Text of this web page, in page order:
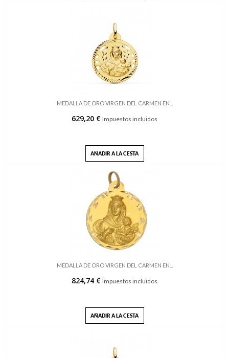
MEDALLA DE ORO VIRGEN DEL CARMEN EN...
629,20 € Impuestos incluidos
AÑADIR A LA CESTA
MEDALLA DE ORO VIRGEN DEL CARMEN EN...
824,74 € Impuestos incluidos
AÑADIR A LA CESTA